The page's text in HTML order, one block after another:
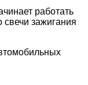
работать
свечи зажигания